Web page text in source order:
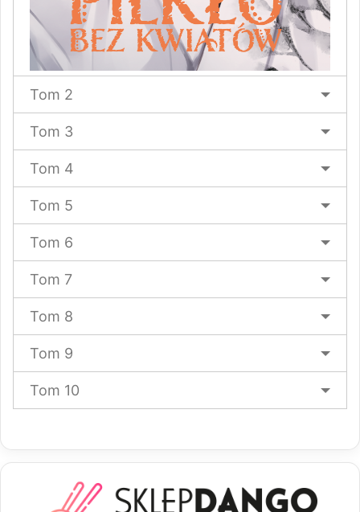
Tom 2
Tom 3
Tom 4
Tom 5
Tom 6
Tom 7
Tom 8
Tom 9
Tom 10